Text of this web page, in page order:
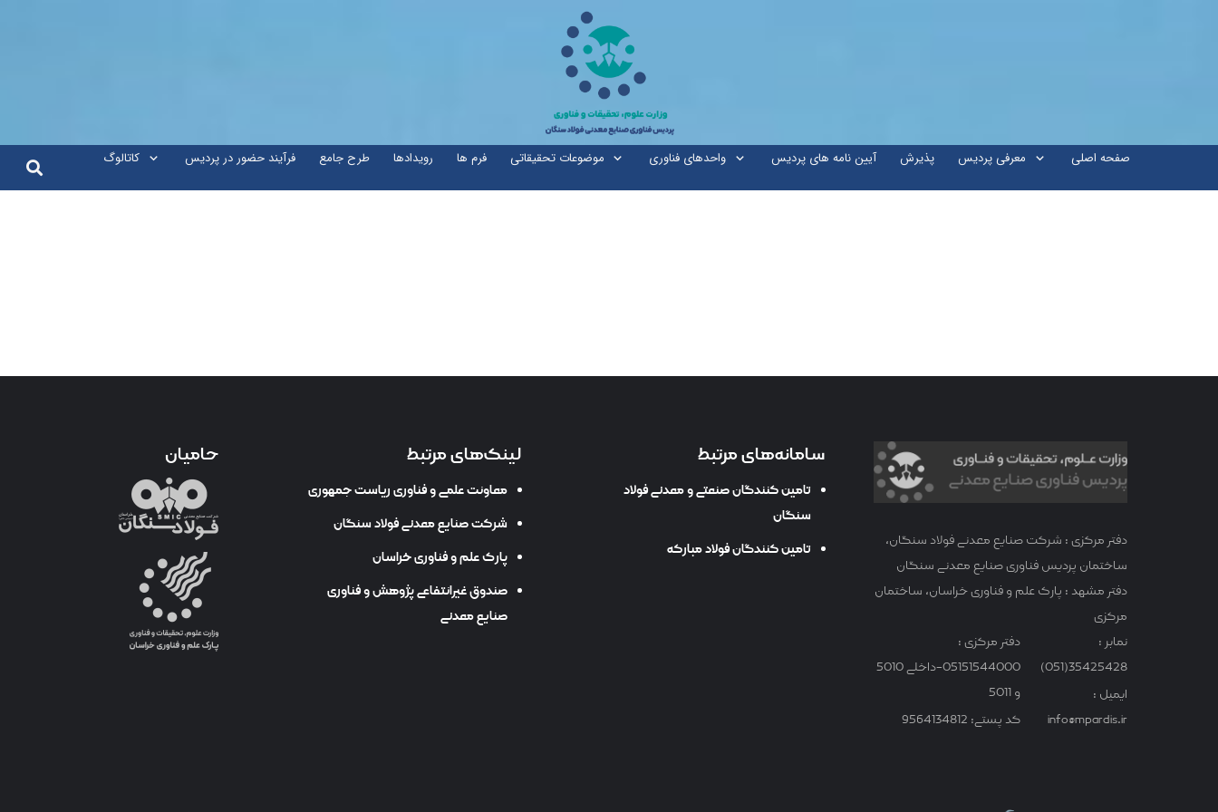
کاتالوگ فرآیند حضور در پردیس طرح جامع رویدادها فرم ها موضوعات تحقیقاتی واحدهای فناوری آیین نامه های پردیس پذیرش معرفی پردیس صفحه اصلی
حامیان لینک‌های مرتبط
معاونت علمی و فناوری ریاست جمهوری
شرکت صنایع معدنی فولاد سنگان
پارک علم و فناوری خراسان
صندوق غیرانتفاعی پژوهش و فناوری
صنایع معدنی
سامانه‌های مرتبط
تامین کنندگان صنعتی و معدنی فولاد
سنگان
تامین کنندگان فولاد مبارکه
دفتر مرکزی : شرکت صنایع معدنی فولاد سنگان،
ساختمان پردیس فناوری صنایع معدنی سنگان
دفتر مشهد : پارک علم و فناوری خراسان، ساختمان
مرکزی
دفتر مرکزی :
05151544000-داخلی 5010
و 5011
کد پستی: 9564134812
نمابر :
35425428(051)
ایمیل :
info@mpardis.ir